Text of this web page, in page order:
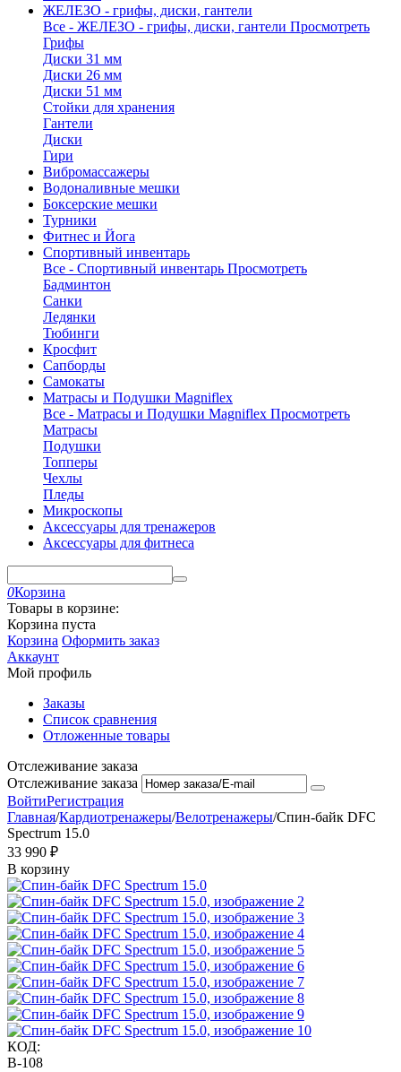
ЖЕЛЕЗО - грифы, диски, гантели
Все - ЖЕЛЕЗО - грифы, диски, гантели Просмотреть
Грифы
Диски 31 мм
Диски 26 мм
Диски 51 мм
Стойки для хранения
Гантели
Диски
Гири
Вибромассажеры
Водоналивные мешки
Боксерские мешки
Турники
Фитнес и Йога
Спортивный инвентарь
Все - Спортивный инвентарь Просмотреть
Бадминтон
Санки
Ледянки
Тюбинги
Кросфит
Сапборды
Самокаты
Матрасы и Подушки Magniflex
Все - Матрасы и Подушки Magniflex Просмотреть
Матрасы
Подушки
Топперы
Чехлы
Пледы
Микроскопы
Аксессуары для тренажеров
Аксессуары для фитнеса
0Корзина
Товары в корзине:
Корзина пуста
Корзина Оформить заказ
Аккаунт
Мой профиль
Заказы
Список сравнения
Отложенные товары
Отслеживание заказа
Отслеживание заказа
ВойтиРегистрация
Главная/Кардиотренажеры/Велотренажеры/Спин-байк DFC
Spectrum 15.0
33 990 ₽
В корзину
КОД:
B-108